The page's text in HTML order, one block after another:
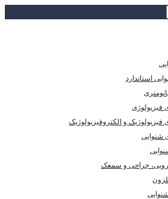
استاندارد
و الکتروفیزیولوژیک
شنوایی
جراحی و سمعک